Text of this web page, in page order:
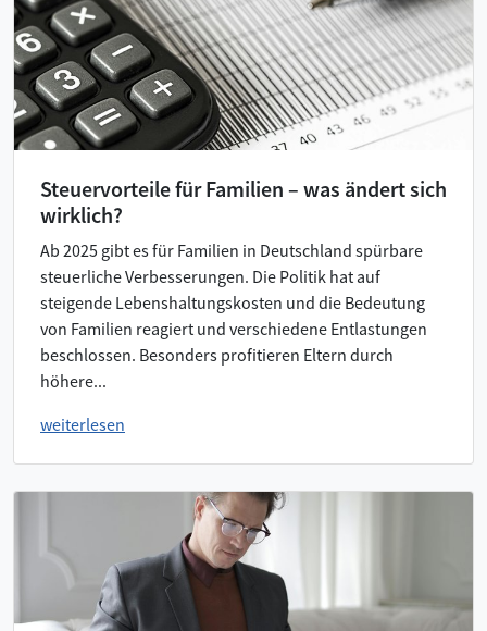
Steuervorteile für Familien – was ändert sich
wirklich?
Ab 2025 gibt es für Familien in Deutschland spürbare
steuerliche Verbesserungen. Die Politik hat auf
steigende Lebenshaltungskosten und die Bedeutung
von Familien reagiert und verschiedene Entlastungen
beschlossen. Besonders profitieren Eltern durch
höhere...
weiterlesen